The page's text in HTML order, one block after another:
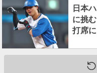
日本
に挑
打席